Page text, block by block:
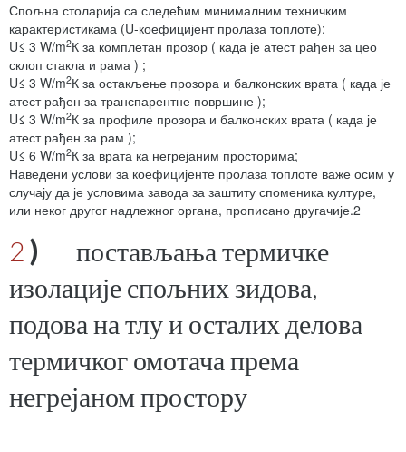
Спољна столарија са следећим минималним техничким
карактеристикама (U-коефицијент пролаза топлоте):
U≤ 3 W/m2К за комплетан прозор ( када је атест рађен за цео
склоп стакла и рама ) ;
U≤ 3 W/m2К за остакљење прозора и балконских врата ( када је
атест рађен за транспарентне површине );
U≤ 3 W/m2К за профиле прозора и балконских врата ( када је
атест рађен за рам );
U≤ 6 W/m2К за врата ка негрејаним просторима;
Наведени услови за коефицијенте пролаза топлоте важе осим у
случају да је условима завода за заштиту споменика културе,
или неког другог надлежног органа, прописано другачије.2
2) постављања термичке
изолације спољних зидова,
подова на тлу и осталих делова
термичког омотача према
негрејаном простору